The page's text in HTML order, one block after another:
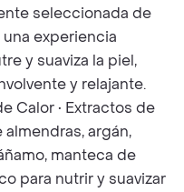
seleccionada de
experiencia
y suaviza la piel,
y relajante.
Calor • Extractos de
argán,
manteca de
para nutrir y suavizar